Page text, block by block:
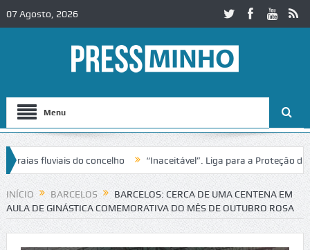
07 Agosto, 2026
Menu
fluviais do concelho “Inaceitável”. Liga para a Proteção da
INÍCIO BARCELOS
BARCELOS: CERCA DE UMA CENTENA EM
AULA DE GINÁSTICA COMEMORATIVA DO MÊS DE OUTUBRO ROSA